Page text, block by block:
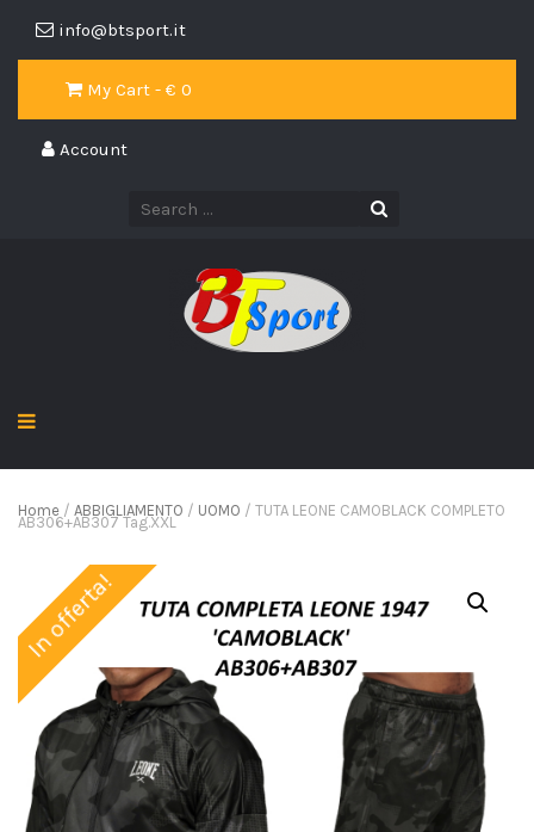
info@btsport.it
My Cart - € 0
Account
Home / ABBIGLIAMENTO / UOMO / TUTA LEONE CAMOBLACK COMPLETO
AB306+AB307 Tag.XXL
In offerta!